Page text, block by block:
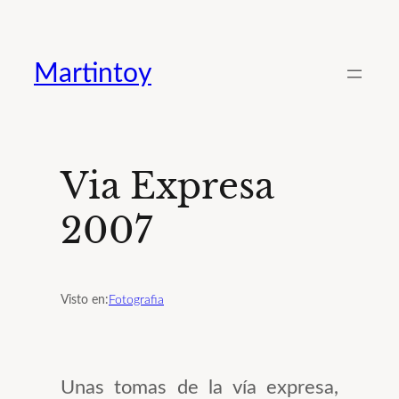
contenido
Martintoy
Via Expresa
2007
Visto en: Fotografia
Unas tomas de la vía expresa,